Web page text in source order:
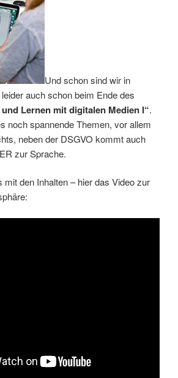
Und schon sind wir in
auch schon beim Ende des
Lernen mit digitalen Medien I“.
noch spannende Themen, vor allem
neben der DSGVO kommt auch
zur Sprache.
den Inhalten – hier das Video zur